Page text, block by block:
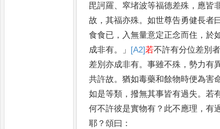
毘訶羅、窣堵波等福德差殊 ， 應皆
故 ，其福亦殊。如世尊告勇健長者
食食已 ， 入無量意定正念而住 ，於
成非有。」 [A2]若不許有分位差別
差別亦成非有。事雖不殊 ，勢力有
共許故。猶如毒藥和餘物時便為害
如是等類 ，撥無其事皆有過失。若
何不許彼是實物有 ？ 此不應理 ，有
耶 ？頌曰 ：